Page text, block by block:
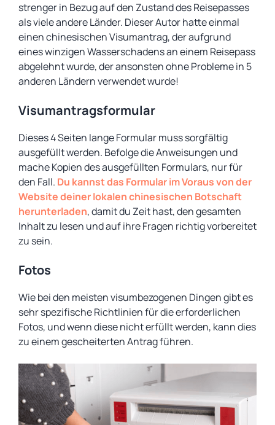
strenger in Bezug auf den Zustand des Reisepasses
als viele andere Länder. Dieser Autor hatte einmal
einen chinesischen Visumantrag, der aufgrund
eines winzigen Wasserschadens an einem Reisepass
abgelehnt wurde, der ansonsten ohne Probleme in 5
anderen Ländern verwendet wurde!
Visumantragsformular
Dieses 4 Seiten lange Formular muss sorgfältig
ausgefüllt werden. Befolge die Anweisungen und
mache Kopien des ausgefüllten Formulars, nur für
den Fall. Du kannst das Formular im Voraus von der
Website deiner lokalen chinesischen Botschaft
herunterladen, damit du Zeit hast, den gesamten
Inhalt zu lesen und auf ihre Fragen richtig vorbereitet
zu sein.
Fotos
Wie bei den meisten visumbezogenen Dingen gibt es
sehr spezifische Richtlinien für die erforderlichen
Fotos, und wenn diese nicht erfüllt werden, kann dies
zu einem gescheiterten Antrag führen.